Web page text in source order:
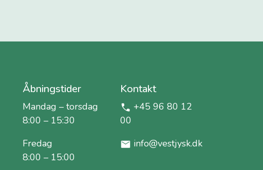
Åbningstider
Mandag – torsdag
8:00 – 15:30
Fredag
8:00 – 15:00
Kontakt
+45 96 80 12
00
info@vestjysk.dk